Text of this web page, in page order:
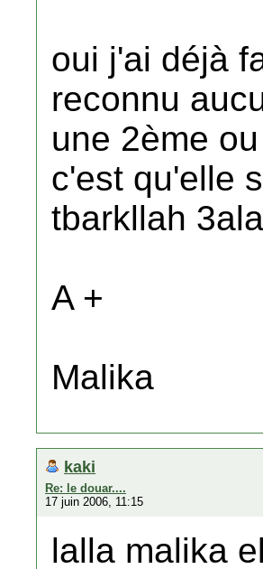
oui j'ai déjà
reconnu
une 2ème
c'est qu'elle
tbarkllah
A +
Malika
kaki
Re: le douar....
17 juin 2006, 11:15
lalla malika